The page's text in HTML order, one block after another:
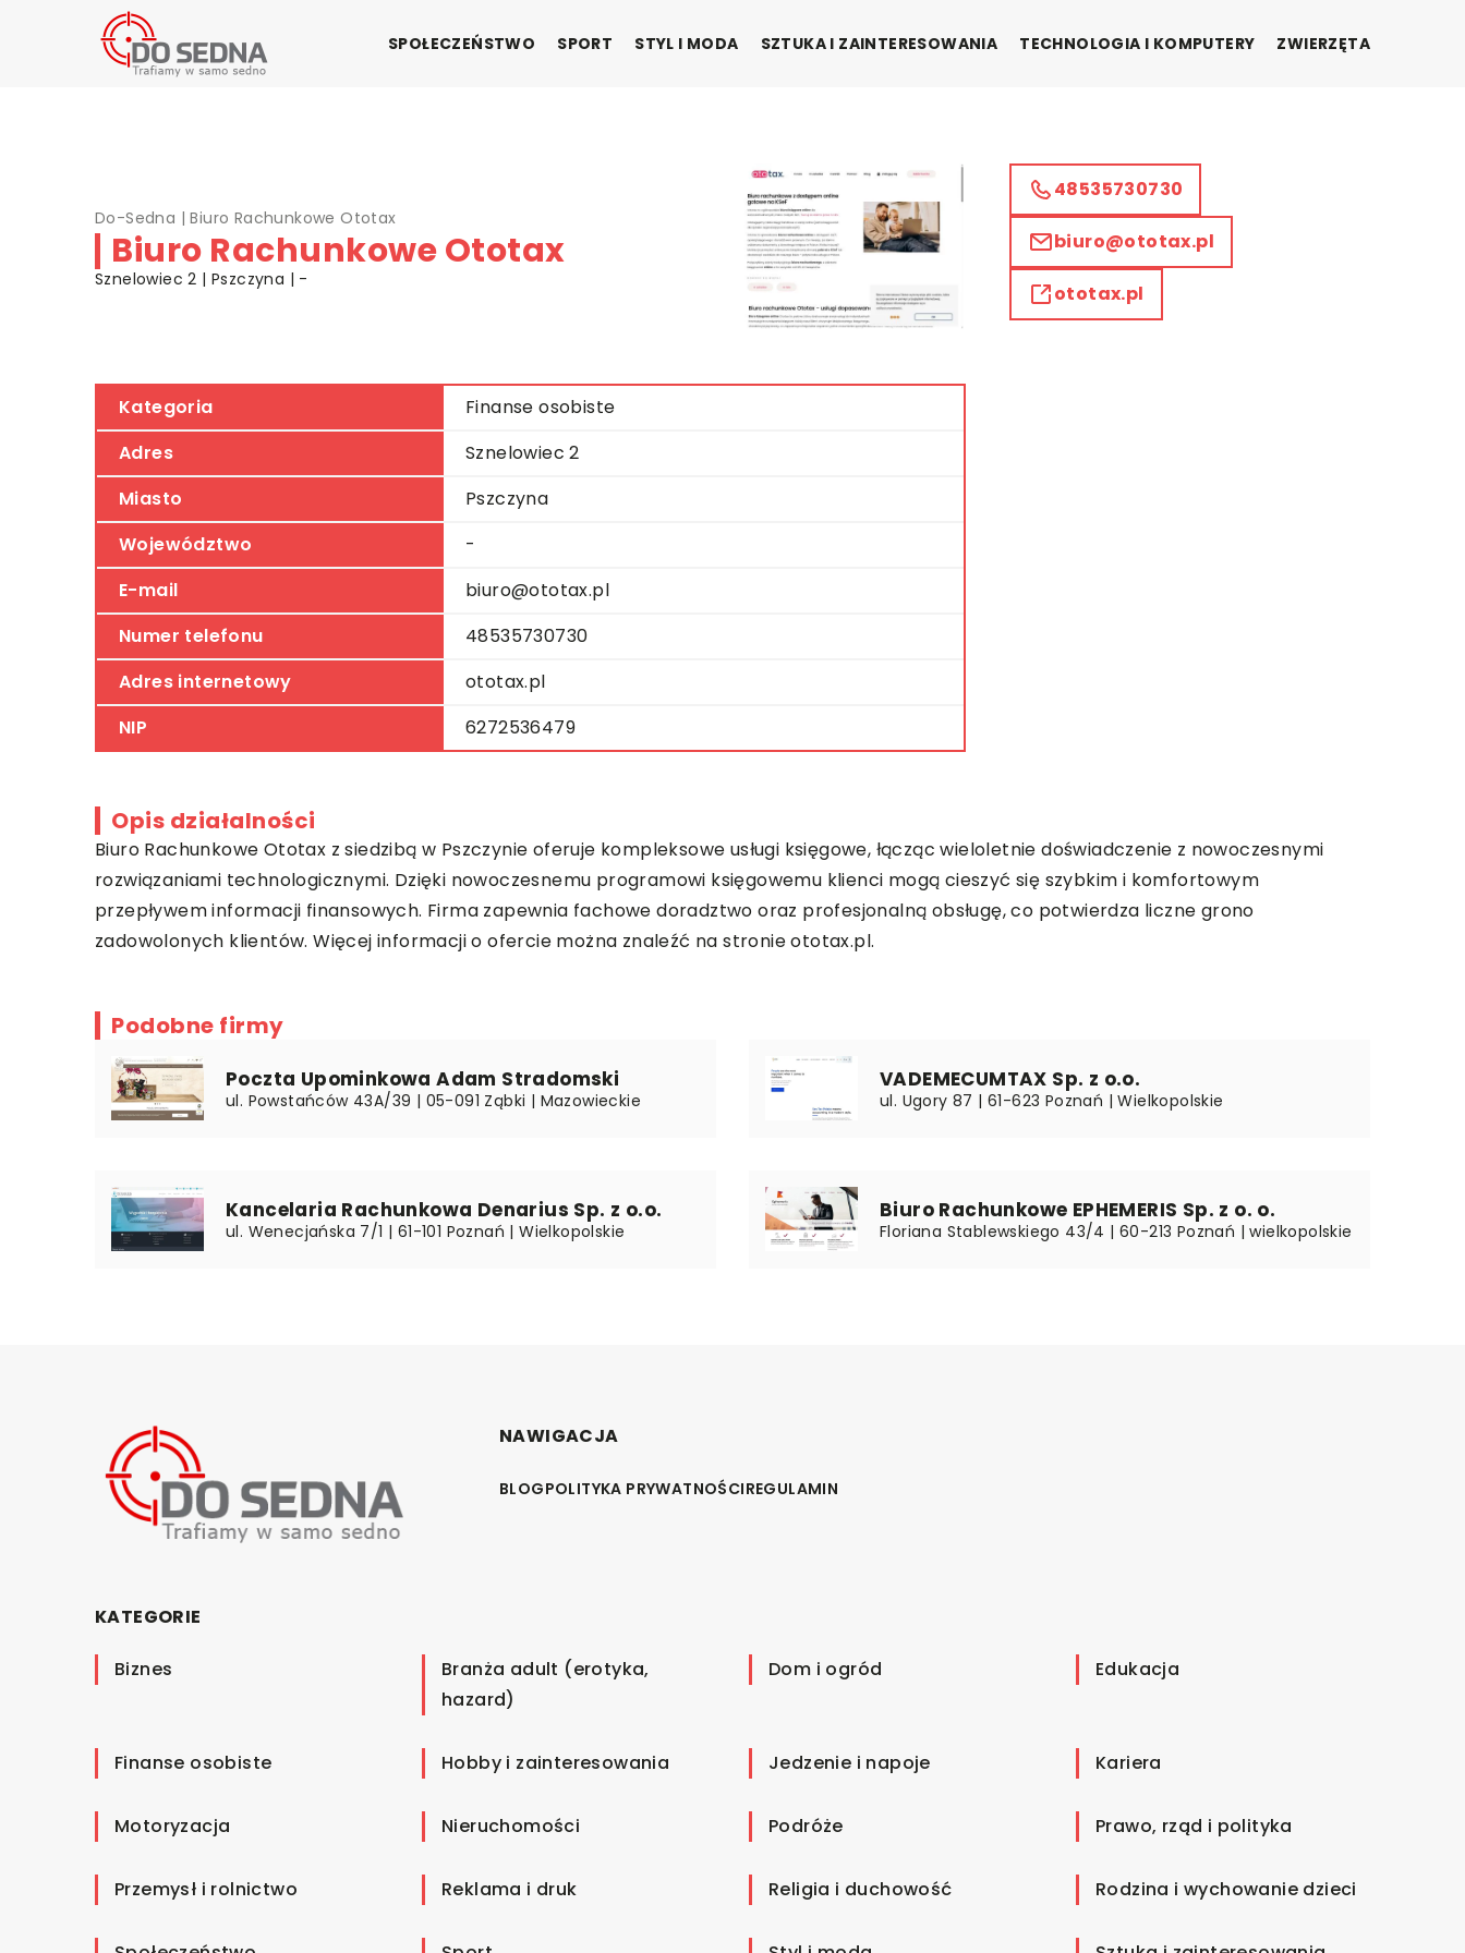
SPOŁECZEŃSTWO SPORT STYL I MODA SZTUKA I ZAINTERESOWANIA TECHNOLOGIA I KOMPUTERY ZWIERZĘTA
Do-Sedna |Biuro Rachunkowe Ototax
Biuro Rachunkowe Ototax
Sznelowiec 2 | Pszczyna | -
Kategoria
Finanse osobiste
Adres
Sznelowiec 2
Miasto
Pszczyna
Województwo
-
E-mail
biuro@ototax.pl
Numer telefonu
48535730730
Adres internetowy
ototax.pl
NIP
6272536479
48535730730
biuro@ototax.pl
ototax.pl
Opis działalności
Biuro Rachunkowe Ototax z siedzibą w Pszczynie oferuje kompleksowe usługi księgowe, łącząc wieloletnie doświadczenie z nowoczesnymi
rozwiązaniami technologicznymi. Dzięki nowoczesnemu programowi księgowemu klienci mogą cieszyć się szybkim i komfortowym
przepływem informacji finansowych. Firma zapewnia fachowe doradztwo oraz profesjonalną obsługę, co potwierdza liczne grono
zadowolonych klientów. Więcej informacji o ofercie można znaleźć na stronie ototax.pl.
Podobne firmy
Poczta Upominkowa Adam Stradomski
ul. Powstańców 43A/39 | 05-091 Ząbki | Mazowieckie
VADEMECUMTAX Sp. z o.o.
ul. Ugory 87 | 61-623 Poznań | Wielkopolskie
Kancelaria Rachunkowa Denarius Sp. z o.o.
ul. Wenecjańska 7/1 | 61-101 Poznań | Wielkopolskie
Biuro Rachunkowe EPHEMERIS Sp. z o. o.
Floriana Stablewskiego 43/4 | 60-213 Poznań | wielkopolskie
NAWIGACJA
BLOGPOLITYKA PRYWATNOŚCIREGULAMIN
KATEGORIE
Biznes
Branża adult (erotyka,
hazard)
Dom i ogród Edukacja
Finanse osobiste Hobby i zainteresowania Jedzenie i napoje Kariera
Motoryzacja Nieruchomości Podróże Prawo, rząd i polityka
Przemysł i rolnictwo Reklama i druk Religia i duchowość Rodzina i wychowanie dzieci